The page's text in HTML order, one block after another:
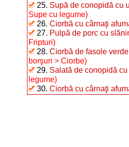
25. Supă de conopidă cu
Supe cu legume)
26. Ciorbă cu cârnaţi
27. Pulpă de porc cu
Fripturi)
28. Ciorbă de fasole
borşuri > Ciorbe)
29. Salată de conopidă
legume)
30. Ciorbă cu cârnaţi